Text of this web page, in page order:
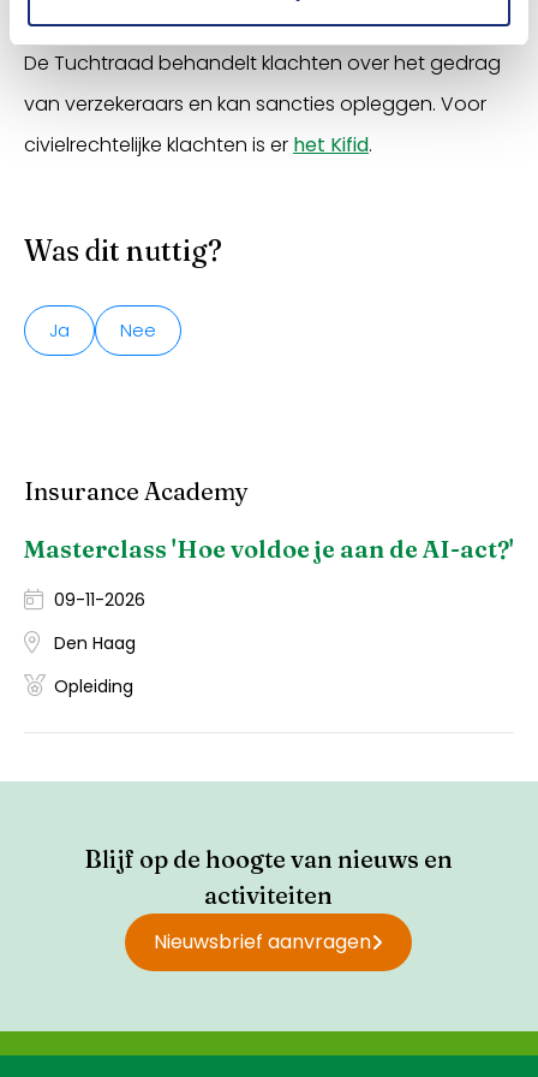
niveau van beroepsuitoefening door organisaties.
De Tuchtraad behandelt klachten over het gedrag
van verzekeraars en kan sancties opleggen. Voor
civielrechtelijke klachten is er het Kifid.
Was dit nuttig?
Ja Nee
Insurance Academy
Masterclass 'Hoe voldoe je aan de AI-act?'
09-11-2026
Den Haag
Opleiding
Blijf op de hoogte van nieuws en
activiteiten
Nieuwsbrief aanvragen